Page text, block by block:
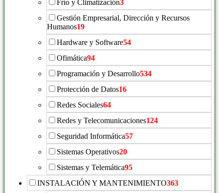
Frío y Climatización3
Gestión Empresarial, Dirección y Recursos
Humanos19
Hardware y Software54
Ofimática94
Programación y Desarrollo534
Protección de Datos16
Redes Sociales64
Redes y Telecomunicaciones124
Seguridad Informática57
Sistemas Operativos20
Sistemas y Telemática95
INSTALACIÓN Y MANTENIMIENTO363